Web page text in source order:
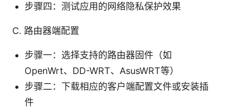
步骤四：测试应用的网络隐私保护效果
C. 路由器端配置
步骤一：选择支持的路由器固件（如
OpenWrt、DD-WRT、AsusWRT等）
步骤二：下载相应的客户端配置文件或安装插
件